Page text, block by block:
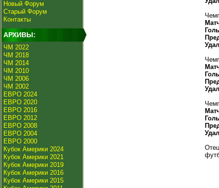
Новый Форум
Старый Форум
Контакты
АРХИВЫ:
ЧМ 2022
ЧМ 2018
ЧМ 2014
ЧМ 2010
ЧМ 2006
ЧМ 2002
ЕВРО 2024
ЕВРО 2020
ЕВРО 2016
ЕВРО 2012
ЕВРО 2008
ЕВРО 2004
ЕВРО 2000
Кубок Америки 2024
Кубок Америки 2021
Кубок Америки 2019
Кубок Америки 2016
Кубок Америки 2015